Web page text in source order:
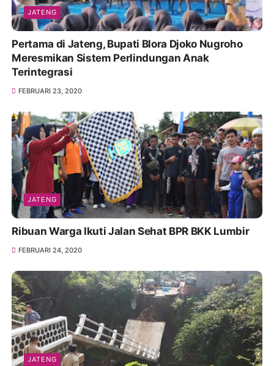
JATENG
Pertama di Jateng, Bupati Blora Djoko Nugroho
Meresmikan Sistem Perlindungan Anak
Terintegrasi
FEBRUARI 23, 2020
JATENG
Ribuan Warga Ikuti Jalan Sehat BPR BKK Lumbir
FEBRUARI 24, 2020
JATENG